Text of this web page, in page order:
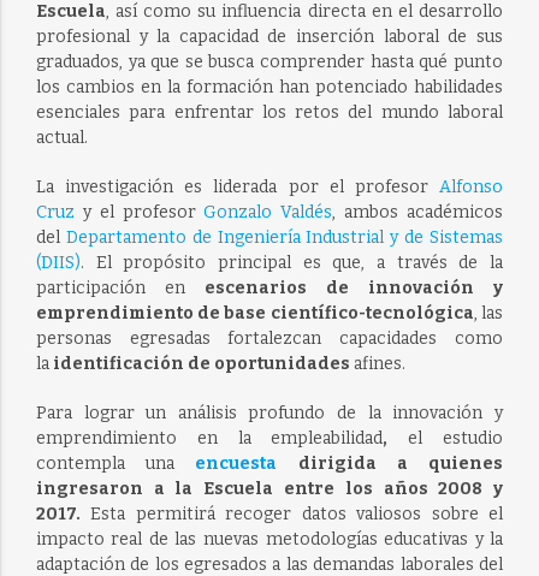
Escuela, así como su influencia directa en el desarrollo
profesional y la capacidad de inserción laboral de sus
graduados, ya que se busca comprender hasta qué punto
los cambios en la formación han potenciado habilidades
esenciales para enfrentar los retos del mundo laboral
actual.
La investigación es liderada por el profesorAlfonso
Cruz y el profesorGonzalo Valdés, ambos académicos
del Departamento de Ingeniería Industrial y de Sistemas
(DIIS). El propósito principal es que, a través de la
participación en escenarios de innovación y
emprendimiento de base científico-tecnológica, las
personas egresadas fortalezcan capacidades como
la identificación de oportunidades afines.
Para lograr un análisis profundo de la innovación y
emprendimiento en la empleabilidad,el estudio
contempla una encuesta dirigida a quienes
ingresaron a la Escuela entre los años 2008 y
2017. Esta permitirá recoger datos valiosos sobre el
impacto real de las nuevas metodologías educativas y la
adaptación de los egresados a las demandas laborales del